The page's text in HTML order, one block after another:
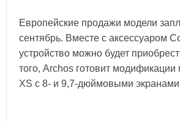
Европейские продажи модели
сентябрь. Вместе с аксессуаром
устройство можно будет
того, Archos готовит
XS с 8- и 9,7-дюймовыми